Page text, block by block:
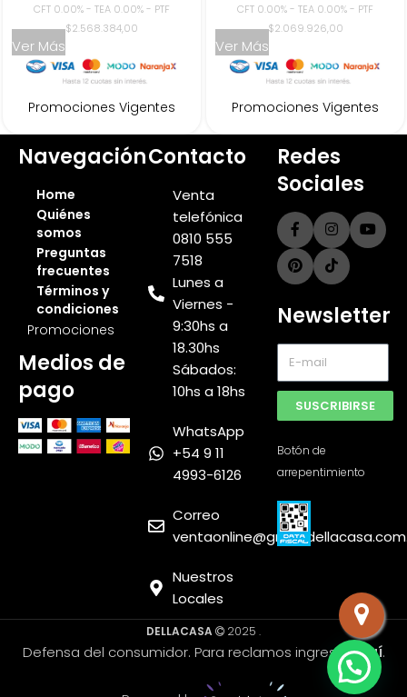
CFT 0.00% - TEA 0.00% - PTF
$2.568.384,00
Ver Más
Promociones Vigentes
CFT 0.00% - TEA 0.00% - PTF
$2.069.926,00
Ver Más
Promociones Vigentes
Navegación
Home
Quiénes
somos
Preguntas
frecuentes
Términos y
condiciones
Promociones
Medios de
pago
Contacto
Venta
telefónica
0810 555
7518
Lunes a
Viernes -
9:30hs a
18.30hs
Sábados:
10hs a 18hs
WhatsApp
+54 9 11
4993-6126
Correo
Nuestros
Locales
Redes
Sociales
Newsletter
SUSCRIBIRSE
Botón de
arrepentimiento
DELLACASA 2025 .
Defensa del consumidor. Para reclamos ingreseaquí.